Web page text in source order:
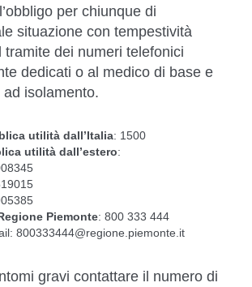
per chiunque di
situazione con tempestività
tramite dei numeri telefonici
dedicati o al medico di base e
isolamento.
utilità dall’Italia: 1500
utilità dall’estero:
Piemonte: 800 333 444
800333444@regione.piemonte.it
gravi contattare il numero di